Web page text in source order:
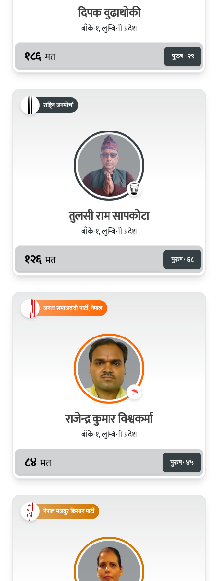
दिपक वुढाथोकी
बाँके-१, लुम्बिनी प्रदेश
१८६ मत पुरुष · २९
राष्ट्रिय जनमोर्चा
तुलसी राम सापकोटा
बाँके-१, लुम्बिनी प्रदेश
१२६ मत पुरुष · ६८
जनता समाजवादी पार्टी, नेपाल
राजेन्द्र कुमार विश्वकर्मा
बाँके-१, लुम्बिनी प्रदेश
८४ मत पुरुष · ४५
नेपाल मजदुर किसान पार्टी